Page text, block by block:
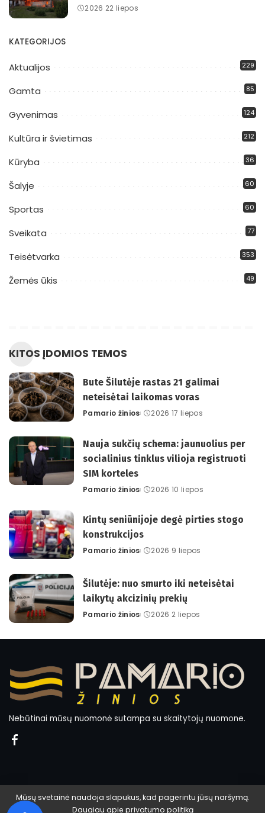
2026 22 liepos
KATEGORIJOS
Aktualijos 229
Gamta 85
Gyvenimas 124
Kultūra ir švietimas 212
Kūryba 36
Šalyje 60
Sportas 60
Sveikata 77
Teisėtvarka 353
Žemės ūkis 49
KITOS ĮDOMIOS TEMOS
Bute Šilutėje rastas 21 galimai
neteisėtai laikomas voras
Posted
Pamario žinios 2026 17 liepos
Nauja sukčių schema: jaunuolius per
socialinius tinklus vilioja registruoti
SIM korteles
Posted
Pamario žinios 2026 10 liepos
Kintų seniūnijoje degė pirties stogo
konstrukcijos
Posted
Pamario žinios 2026 9 liepos
Šilutėje: nuo smurto iki neteisėtai
laikytų akcizinių prekių
Posted
Pamario žinios 2026 2 liepos
Nebūtinai mūsų nuomonė sutampa su skaitytojų nuomone.
Mūsų svetainė naudoja slapukus, kad pagerintu jūsų naršymą.
Daugiau apie privatumo politiką